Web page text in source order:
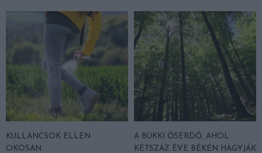
KULLANCSOK ELLEN
OKOSAN
A BÜKKI ŐSERDŐ, AHOL
KÉTSZÁZ ÉVE BÉKÉN HAGYJÁK